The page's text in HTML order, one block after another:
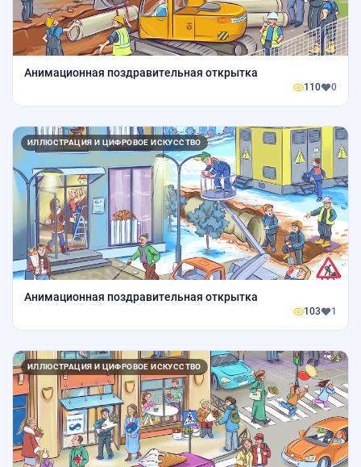
Анимационная поздравительная открытка
110 0
ИЛЛЮСТРАЦИЯ И ЦИФРОВОЕ ИСКУССТВО
Анимационная поздравительная открытка
103 1
ИЛЛЮСТРАЦИЯ И ЦИФРОВОЕ ИСКУССТВО